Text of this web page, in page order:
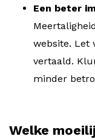
Een beter
website. Let
vertaald.
minder
Welke